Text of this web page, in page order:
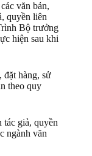
văn bản,
quyền liên
Bộ trưởng
hiện sau khi
đặt hàng, sử
theo quy
tác giả, quyền
ngành văn